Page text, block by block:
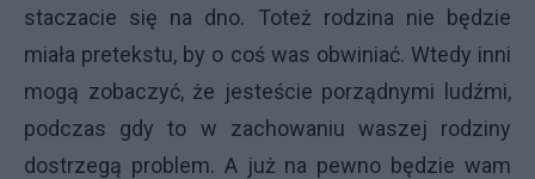
staczacie się na dno. Toteż rodzina nie będzie
miała pretekstu, by o coś was obwiniać. Wtedy inni
mogą zobaczyć, że jesteście porządnymi ludźmi,
podczas gdy to w zachowaniu waszej rodziny
dostrzegą problem. A już na pewno będzie wam